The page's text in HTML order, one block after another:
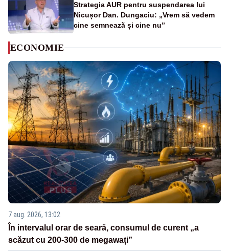
Strategia AUR pentru suspendarea lui
Nicușor Dan. Dungaciu: „Vrem să vedem
cine semnează și cine nu”
ECONOMIE
7 aug. 2026, 13:02
În intervalul orar de seară, consumul de curent „a
scăzut cu 200-300 de megawați”